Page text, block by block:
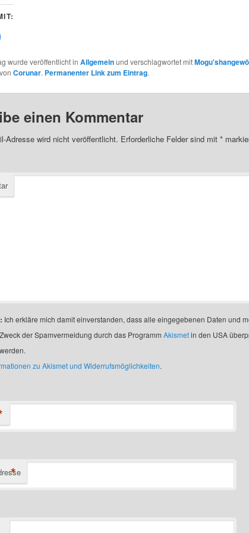
wurde veröffentlicht in Allgemeinund verschlagwortet mit
Corunar. Permanenter Link zum Eintrag.
einen Kommentar
Adresse wird nicht veröffentlicht. Erforderliche Felder sind mit *
Ich erkläre mich damit einverstanden, dass alle eingegebenen Daten und
der Spamvermeidung durch das Programm Akismetin den USA
zu Akismet und Widerrufsmöglichkeiten.
*